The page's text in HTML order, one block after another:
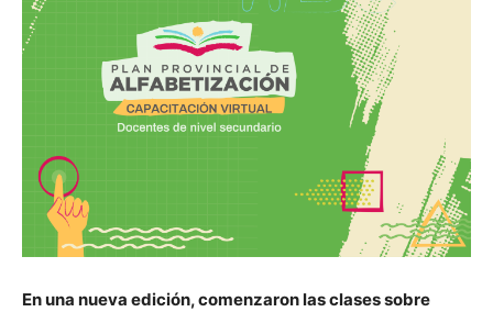
En una nueva edición, comenzaron las clases sobre